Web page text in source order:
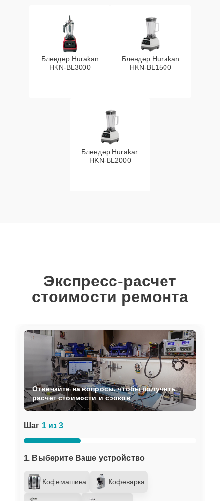
Блендер Hurakan
HKN‑BL3000
Блендер Hurakan
HKN‑BL1500
Блендер Hurakan
HKN‑BL2000
Экспресс-расчет
стоимости ремонта
Шаг 1 из 3
1. Выберите Ваше устройство
Кофемашина Кофеварка
Отвечайте на вопросы, чтобы получить
расчет стоимости и сроков